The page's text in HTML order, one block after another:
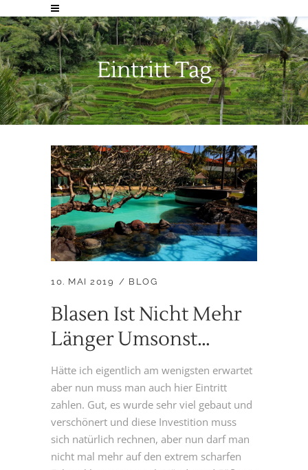
Eintritt Tag
10. MAI 2019 BLOG
Blasen Ist Nicht Mehr
Länger Umsonst…
Hätte ich eigentlich am wenigsten erwartet
aber nun muss man auch hier Eintritt
zahlen. Gut, es wurde sehr viel gebaut und
verschönert und diese Investition muss
sich natürlich rechnen, aber nun darf man
nicht mal mehr auf den extrem scharfen